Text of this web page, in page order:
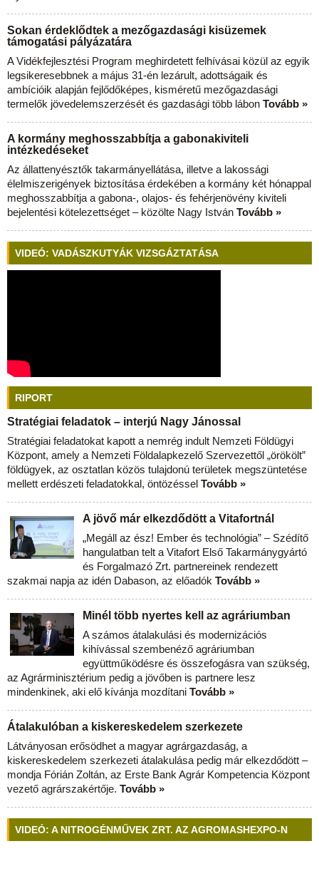
Sokan érdeklődtek a mezőgazdasági kisüzemek
támogatási pályázatára
A Vidékfejlesztési Program meghirdetett felhívásai közül az egyik
legsikeresebbnek a május 31-én lezárult, adottságaik és
ambícióik alapján fejlődőképes, kisméretű mezőgazdasági
termelők jövedelemszerzését és gazdasági több lábon Tovább »
A kormány meghosszabbítja a gabonakiviteli
intézkedéseket
Az állattenyésztők takarmányellátása, illetve a lakossági
élelmiszerigények biztosítása érdekében a kormány két hónappal
meghosszabbítja a gabona-, olajos- és fehérjenövény kiviteli
bejelentési kötelezettséget – közölte Nagy István Tovább »
VIDEÓ: VADÁSZKUTYÁK VIZSGÁZTATÁSA
RIPORT
Stratégiai feladatok – interjú Nagy Jánossal
Stratégiai feladatokat kapott a nemrég indult Nemzeti Földügyi
Központ, amely a Nemzeti Földalapkezelő Szervezettől „örökölt”
földügyek, az osztatlan közös tulajdonú területek megszüntetése
mellett erdészeti feladatokkal, öntözéssel Tovább »
A jövő már elkezdődött a Vitafortnál
„Megáll az ész! Ember és technológia” – Szédítő
hangulatban telt a Vitafort Első Takarmánygyártó
és Forgalmazó Zrt. partnereinek rendezett
szakmai napja az idén Dabason, az előadók Tovább »
Minél több nyertes kell az agráriumban
A számos átalakulási és modernizációs
kihívással szembenéző agráriumban
együttműködésre és összefogásra van szükség,
az Agrárminisztérium pedig a jövőben is partnere lesz
mindenkinek, aki elő kívánja mozdítani Tovább »
Átalakulóban a kiskereskedelem szerkezete
Látványosan erősödhet a magyar agrárgazdaság, a
kiskereskedelem szerkezeti átalakulása pedig már elkezdődött –
mondja Fórián Zoltán, az Erste Bank Agrár Kompetencia Központ
vezető agrárszakértője. Tovább »
VIDEÓ: A NITROGÉNMŰVEK ZRT. AZ AGROMASHEXPO-N